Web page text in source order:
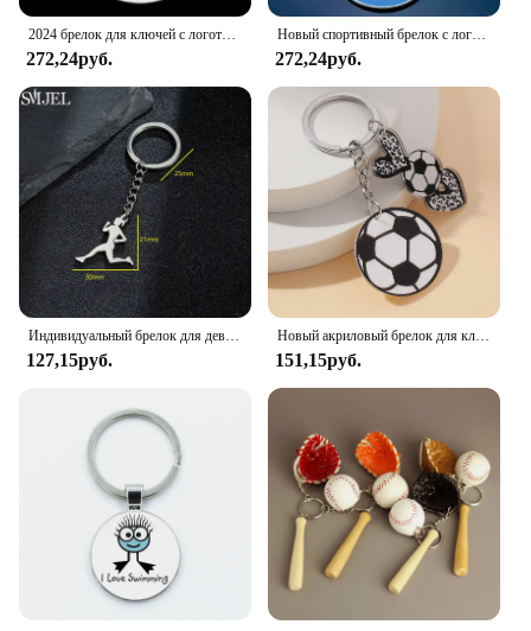
272,24руб.
Новый спортивный брелок с логотипом для бега любовь Бег для мужчин и женщин обязательно купить стеклянный брелок для бега фитнес-клуба под заказ
272,24руб.
Индивидуальный брелок для девочек для бега брелок для гимнастики фигуристки йоги брелок для ключей кольцо Спортивное ювелирное изделие брелок аксессуары
127,15руб.
Новый акриловый брелок для ключей с изображением футбольного мяча леопардовой расцветки, брелок для ключей с подвеской в виде баскетбольного мяча для женщин, девочек, любителей спорта
151,15руб.